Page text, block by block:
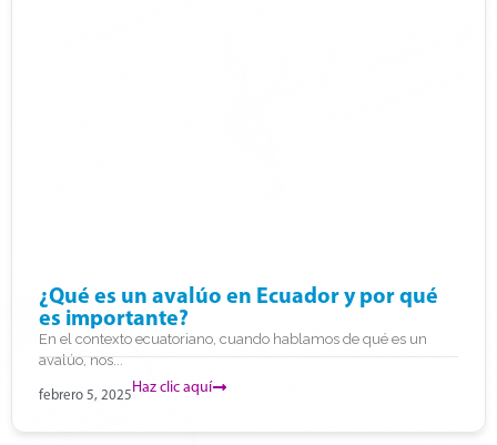
¿Qué es un avalúo en Ecuador y por qué
es importante?
En el contexto ecuatoriano, cuando hablamos de qué es un
avalúo, nos...
febrero 5, 2025Haz clic aquí